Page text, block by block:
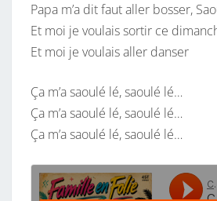
Papa m’a dit faut aller bosser,
Et moi je voulais sortir ce
Et moi je voulais aller danser
Ça m’a saoulé lé, saoulé lé…
Ça m’a saoulé lé, saoulé lé…
Ça m’a saoulé lé, saoulé lé…